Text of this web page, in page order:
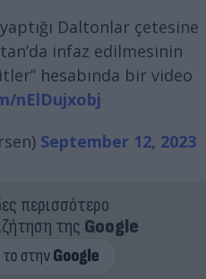
Daltonlar çetesine
infaz edilmesinin
hesabında bir video
nElDujxobj
September 12, 2023
περισσότερο
της Google